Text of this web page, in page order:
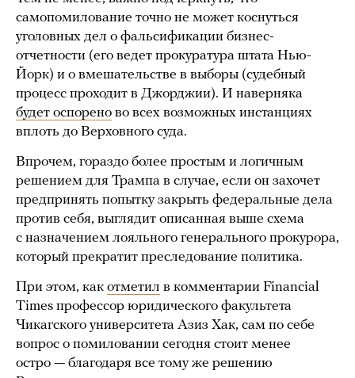
самопомилование точно не может коснуться
уголовных дел о фальсификации бизнес-
отчетности (его ведет прокуратура штата Нью-
Йорк) и о вмешательстве в выборы (судебный
процесс проходит в Джорджии). И наверняка
будет оспорено во всех возможных инстанциях
вплоть до Верховного суда.
Впрочем, гораздо более простым и логичным
решением для Трампа в случае, если он захочет
предпринять попытку закрыть федеральные дела
против себя, выглядит описанная выше схема
с назначением лояльного генерального прокурора,
который прекратит преследование политика.
При этом, как отметил в комментарии Financial
Times профессор юридического факультета
Чикагского университета Азиз Хак, сам по себе
вопрос о помиловании сегодня стоит менее
остро — благодаря все тому же решению